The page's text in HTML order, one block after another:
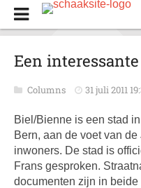
Een
Columns 31 juli 2011
Biel/Bienne is een stad
Bern, aan de voet van
inwoners. De stad is
Frans gesproken.
documenten zijn in